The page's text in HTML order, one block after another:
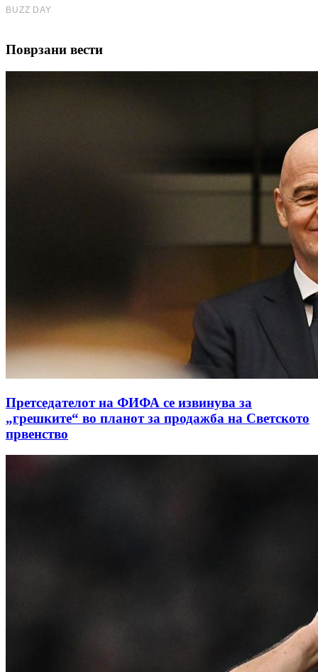
Поврзани вести
Претседателот на ФИФА се извинува за
„грешките“ во планот за продажба на Светското
првенство